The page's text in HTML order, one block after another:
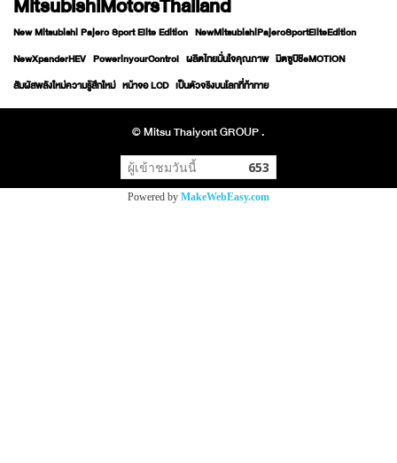
New Mitsubishi Pajero Sport Elite Edition NewMitsubishiPajeroSportEliteEdition
NewXpanderHEV PowerinyourControl ผลิตไทยมั่นใจคุณภาพ มิตซูบิชิeMOTION
สัมผัสพลังใหม่ความรู้สึกใหม่ หน้าจอ LCD เป็นตัวจริงบนโลกที่ท้าทาย
© Mitsu Thaiyont GROUP .
ผู้เข้าชมวันนี้ 653
Powered by MakeWebEasy.com